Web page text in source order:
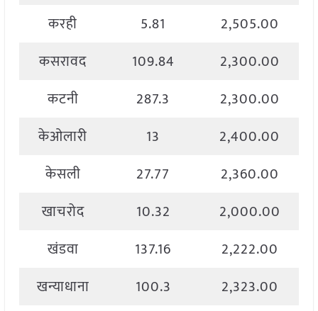
करही
5.81
2,505.00
कसरावद
109.84
2,300.00
कटनी
287.3
2,300.00
केओलारी
13
2,400.00
केसली
27.77
2,360.00
खाचरोद
10.32
2,000.00
खंडवा
137.16
2,222.00
खन्याधाना
100.3
2,323.00